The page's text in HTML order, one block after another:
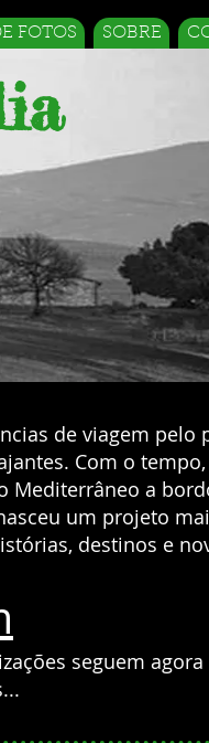
FOTOS SOBRE
de viagem pelo
Com o tempo,
Mediterrâneo a
um projeto
destinos e
seguem agora